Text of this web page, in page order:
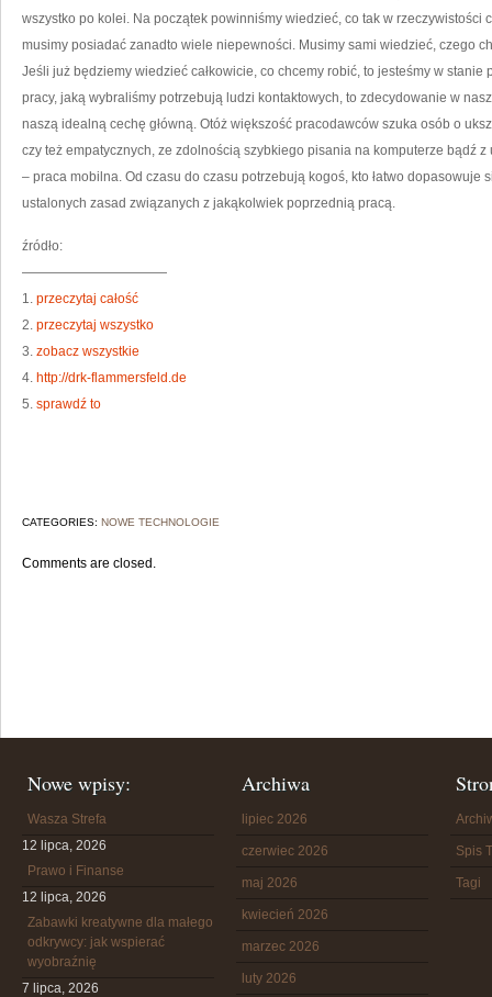
wszystko po kolei. Na początek powinniśmy wiedzieć, co tak w rzeczywistości
musimy posiadać zanadto wiele niepewności. Musimy sami wiedzieć, czego
Jeśli już będziemy wiedzieć całkowicie, co chcemy robić, to jesteśmy w
pracy, jaką wybraliśmy potrzebują ludzi kontaktowych, to zdecydowanie w
naszą idealną cechę główną. Otóż większość pracodawców szuka osób o
czy też empatycznych, ze zdolnością szybkiego pisania na komputerze bądź
– praca mobilna. Od czasu do czasu potrzebują kogoś, kto łatwo dopasowuje
ustalonych zasad związanych z jakąkolwiek poprzednią pracą.
źródło:
———————————
1. przeczytaj całość
2. przeczytaj wszystko
3. zobacz wszystkie
4. http://drk-flammersfeld.de
5. sprawdź to
CATEGORIES: NOWE TECHNOLOGIE
Comments are closed.
Nowe wpisy:
Wasza Strefa
12 lipca, 2026
Prawo i Finanse
12 lipca, 2026
Zabawki kreatywne dla małego
odkrywcy: jak wspierać
wyobraźnię
7 lipca, 2026
Archiwa
lipiec 2026
czerwiec 2026
maj 2026
kwiecień 2026
marzec 2026
luty 2026
Spis
Tagi